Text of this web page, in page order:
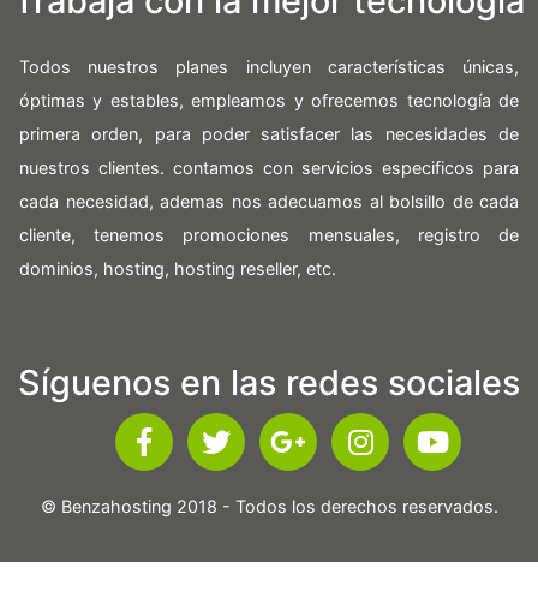
Todos nuestros planes incluyen características únicas,
óptimas y estables, empleamos y ofrecemos tecnología de
primera orden, para poder satisfacer las necesidades de
nuestros clientes. contamos con servicios especificos para
cada necesidad, ademas nos adecuamos al bolsillo de cada
cliente, tenemos promociones mensuales, registro de
dominios, hosting, hosting reseller, etc.
Síguenos en las redes sociales
© Benzahosting 2018 - Todos los derechos reservados.